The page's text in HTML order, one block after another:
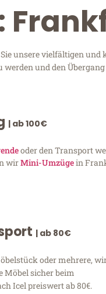
unsere vielfältigen
und den
| ab 100€
oder den Transport
wirMini-Umzügein
| ab 80€
oder mehrere,
Möbel sicher beim
Icel preiswert ab 80€.